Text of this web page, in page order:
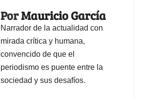
PorMauricio García
Narrador de la actualidad con
mirada crítica y humana,
convencido de que el
periodismo es puente entre la
sociedad y sus desafíos.